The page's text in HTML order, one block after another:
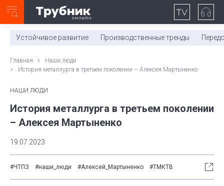
0:00/ 11:03
Устойчивое развитие Производственные тренды
Главная
Наши люди
История металлурга в третьем поколении – Алексея Мартыненко
НАШИ ЛЮДИ
История металлурга в третьем поколении
– Алексея Мартыненко
19.07.2023
#ЧТПЗ #наши_люди #Алексей_Мартыненко #ТМКТВ